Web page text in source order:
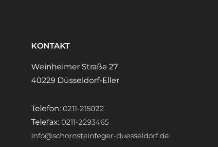
KONTAKT
Weinheimer Straße 27
40229 Düsseldorf-Eller
Telefon: 0211-215022
Telefax: 0211-2293465
info@schornsteinfeger-duesseldorf.de